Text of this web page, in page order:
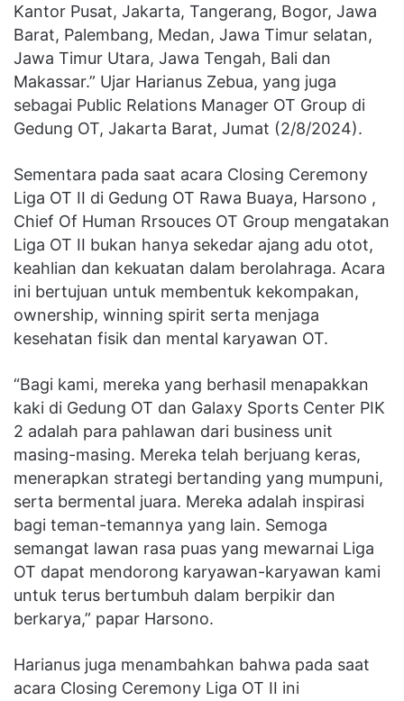
Kantor Pusat, Jakarta, Tangerang, Bogor, Jawa
Barat, Palembang, Medan, Jawa Timur selatan,
Jawa Timur Utara, Jawa Tengah, Bali dan
Makassar.” Ujar Harianus Zebua, yang juga
sebagai Public Relations Manager OT Group di
Gedung OT, Jakarta Barat, Jumat (2/8/2024).
Sementara pada saat acara Closing Ceremony
Liga OT II di Gedung OT Rawa Buaya, Harsono ,
Chief Of Human Rrsouces OT Group mengatakan
Liga OT II bukan hanya sekedar ajang adu otot,
keahlian dan kekuatan dalam berolahraga. Acara
ini bertujuan untuk membentuk kekompakan,
ownership, winning spirit serta menjaga
kesehatan fisik dan mental karyawan OT.
“Bagi kami, mereka yang berhasil menapakkan
kaki di Gedung OT dan Galaxy Sports Center PIK
2 adalah para pahlawan dari business unit
masing-masing. Mereka telah berjuang keras,
menerapkan strategi bertanding yang mumpuni,
serta bermental juara. Mereka adalah inspirasi
bagi teman-temannya yang lain. Semoga
semangat lawan rasa puas yang mewarnai Liga
OT dapat mendorong karyawan-karyawan kami
untuk terus bertumbuh dalam berpikir dan
berkarya,” papar Harsono.
Harianus juga menambahkan bahwa pada saat
acara Closing Ceremony Liga OT II ini